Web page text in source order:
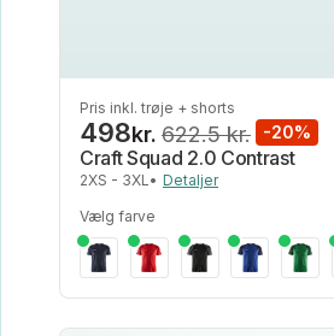
Pris inkl. trøje + shorts
498kr. 622.5 kr. -20%
Craft Squad 2.0 Contrast
2XS - 3XL• Detaljer
Vælg farve